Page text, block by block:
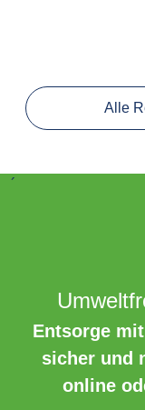
Alle
´
Entsorge
sicher und
online